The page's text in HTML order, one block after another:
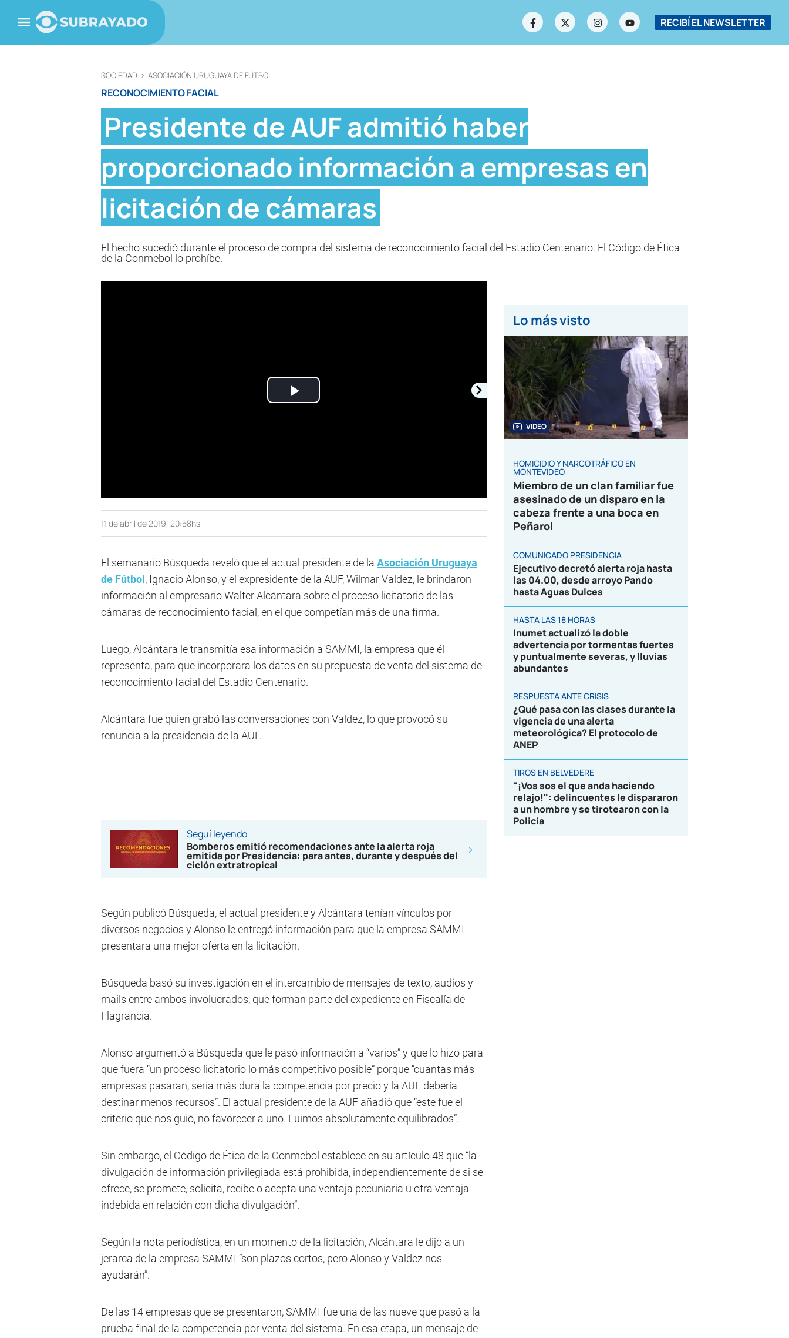
RECIBÍ EL NEWSLETTER
SOCIEDAD > ASOCIACIÓN URUGUAYA DE FÚTBOL
RECONOCIMIENTO FACIAL
Presidente de AUF admitió haber
proporcionado información a empresas en
licitación de cámaras
El hecho sucedió durante el proceso de compra del sistema de reconocimiento facial del Estadio Centenario. El Código de Ética
de la Conmebol lo prohíbe.
Play
11 de abril de 2019, 20:58hs
El semanario Búsqueda reveló que el actual presidente de la Asociación Uruguaya
de Fútbol , Ignacio Alonso, y el expresidente de la AUF, Wilmar Valdez, le brindaron
información al empresario Walter Alcántara sobre el proceso licitatorio de las
cámaras de reconocimiento facial, en el que competían más de una firma.
Luego, Alcántara le transmitía esa información a SAMMI, la empresa que él
representa, para que incorporara los datos en su propuesta de venta del sistema de
reconocimiento facial del Estadio Centenario.
Alcántara fue quien grabó las conversaciones con Valdez, lo que provocó su
renuncia a la presidencia de la AUF.
Seguí leyendo
Bomberos emitió recomendaciones ante la alerta roja
emitida por Presidencia: para antes, durante y después del
ciclón extratropical
Según publicó Búsqueda, el actual presidente y Alcántara tenían vínculos por
diversos negocios y Alonso le entregó información para que la empresa SAMMI
presentara una mejor oferta en la licitación.
Búsqueda basó su investigación en el intercambio de mensajes de texto, audios y
mails entre ambos involucrados, que forman parte del expediente en Fiscalía de
Flagrancia.
Alonso argumentó a Búsqueda que le pasó información a “varios” y que lo hizo para
que fuera “un proceso licitatorio lo más competitivo posible” porque “cuantas más
empresas pasaran, sería más dura la competencia por precio y la AUF debería
destinar menos recursos”. El actual presidente de la AUF añadió que “este fue el
criterio que nos guió, no favorecer a uno. Fuimos absolutamente equilibrados”.
Sin embargo, el Código de Ética de la Conmebol establece en su artículo 48 que “la
divulgación de información privilegiada está prohibida, independientemente de si se
ofrece, se promete, solicita, recibe o acepta una ventaja pecuniaria u otra ventaja
indebida en relación con dicha divulgación”.
Según la nota periodística, en un momento de la licitación, Alcántara le dijo a un
jerarca de la empresa SAMMI “son plazos cortos, pero Alonso y Valdez nos
ayudarán”.
De las 14 empresas que se presentaron, SAMMI fue una de las nueve que pasó a la
prueba final de la competencia por venta del sistema. En esa etapa, un mensaje de
Lo más visto
VIDEO
HOMICIDIO Y NARCOTRÁFICO EN
MONTEVIDEO
Miembro de un clan familiar fue
asesinado de un disparo en la
cabeza frente a una boca en
Peñarol
COMUNICADO PRESIDENCIA
Ejecutivo decretó alerta roja hasta
las 04.00, desde arroyo Pando
hasta Aguas Dulces
HASTA LAS 18 HORAS
Inumet actualizó la doble
advertencia por tormentas fuertes
y puntualmente severas, y lluvias
abundantes
RESPUESTA ANTE CRISIS
¿Qué pasa con las clases durante la
vigencia de una alerta
meteorológica? El protocolo de
ANEP
TIROS EN BELVEDERE
"¡Vos sos el que anda haciendo
relajo!": delincuentes le dispararon
a un hombre y se tirotearon con la
Policía